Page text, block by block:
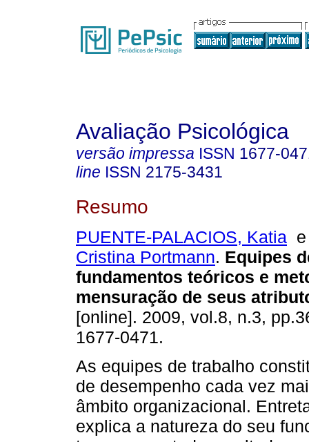
Avaliação Psicológica
versão impressa ISSN 1677-
line ISSN 2175-3431
Resumo
PUENTE-PALACIOS, Katia
Cristina Portmann. Equipes
fundamentos teóricos e
mensuração de seus
[online]. 2009, vol.8, n.3,
1677-0471.
As equipes de trabalho
de desempenho cada vez
âmbito organizacional.
explica a natureza do seu